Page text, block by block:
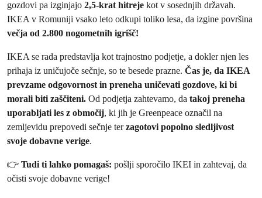
_
n
e
s
l
e
t
t
e
r
o
i
r
m
a
t
i
o
(
O
gozdovi pa izginjajo 2,5-krat hitreje kot v sosednjih državah.
IKEA v Romuniji vsako leto odkupi toliko lesa, da izgine površina
večja od 2.800 nogometnih igrišč!
IKEA se rada predstavlja kot trajnostno podjetje, a dokler njen les
prihaja iz uničujoče sečnje, so te besede prazne. Čas je, da IKEA
prevzame odgovornost in preneha uničevati gozdove, ki bi
morali biti zaščiteni. Od podjetja zahtevamo, da takoj preneha
uporabljati les z območij, ki jih je Greenpeace označil na
zemljevidu prepovedi sečnje terzagotovi popolno sledljivost
svoje dobavne verige.
👉 Tudi ti lahko pomagaš: pošlji sporočilo IKEI in zahtevaj, da
očisti svoje dobavne verige!